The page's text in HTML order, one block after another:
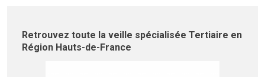
Retrouvez toute la veille spécialisée Tertiaire en
Région Hauts-de-France